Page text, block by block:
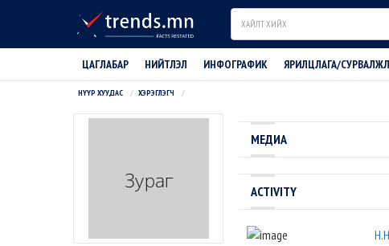
Search
ЦАГЛАБАР НИЙТЛЭЛ ИНФОГРАФИК ЯРИЛЦЛАГА/
НҮҮР ХУУДАС ХЭРЭГЛЭГЧ
МЕДИА
ACTIVITY